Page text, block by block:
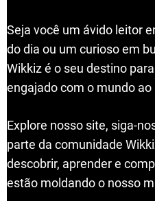
Seja você um ávido leitor
do dia ou um curioso em
Wikkiz é o seu destino
engajado com o mundo ao
Explore nosso site, siga-
parte da comunidade
descobrir, aprender e
estão moldando o nosso